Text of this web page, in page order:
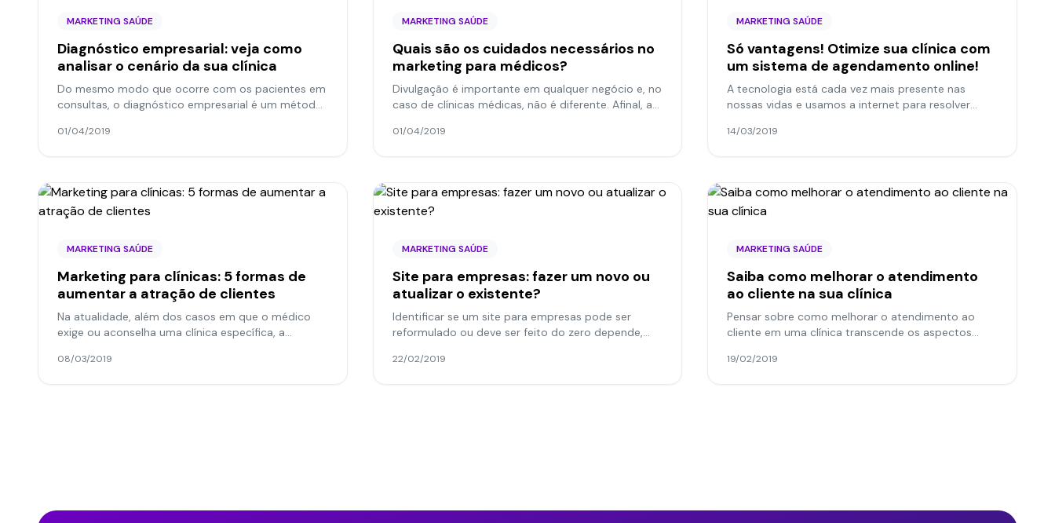
MARKETING SAÚDE
Diagnóstico empresarial: veja como
analisar o cenário da sua clínica
Do mesmo modo que ocorre com os pacientes em
consultas, o diagnóstico empresarial é um método
problemas...
01/04/2019
MARKETING SAÚDE
Quais são os cuidados necessários no
marketing para médicos?
Divulgação é importante em qualquer negócio e, no
caso de clínicas médicas, não é diferente. Afinal, a
Entretanto, é...
01/04/2019
MARKETING SAÚDE
Só vantagens! Otimize sua clínica com
um sistema de agendamento online!
A tecnologia está cada vez mais presente nas
nossas vidas e usamos a internet para resolver
consumidor mudou ao longo...
14/03/2019
MARKETING SAÚDE
Marketing para clínicas: 5 formas de
aumentar a atração de clientes
Na atualidade, além dos casos em que o médico
exige ou aconselha uma clínica específica, a
em marketing...
08/03/2019
MARKETING SAÚDE
Site para empresas: fazer um novo ou
atualizar o existente?
Identificar se um site para empresas pode ser
reformulado ou deve ser feito do zero depende,
telas. Se ela...
22/02/2019
MARKETING SAÚDE
Saiba como melhorar o atendimento
ao cliente na sua clínica
Pensar sobre como melhorar o atendimento ao
cliente em uma clínica transcende os aspectos
de saúde não pode...
19/02/2019